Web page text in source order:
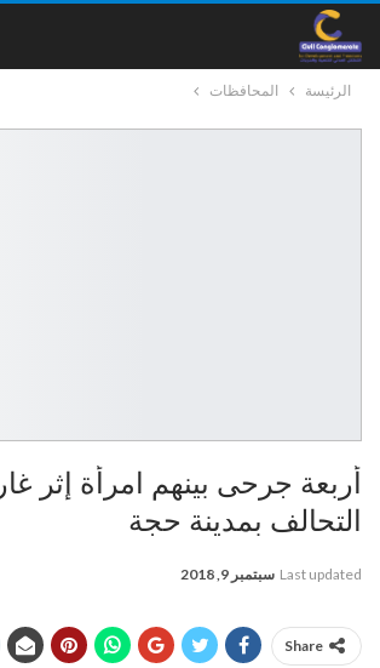
الرئيسة المحافظات
أربعة جرحى بينهم امرأة إثر
التحالف بمدينة حجة
Last updated سبتمبر 9, 2018
Share